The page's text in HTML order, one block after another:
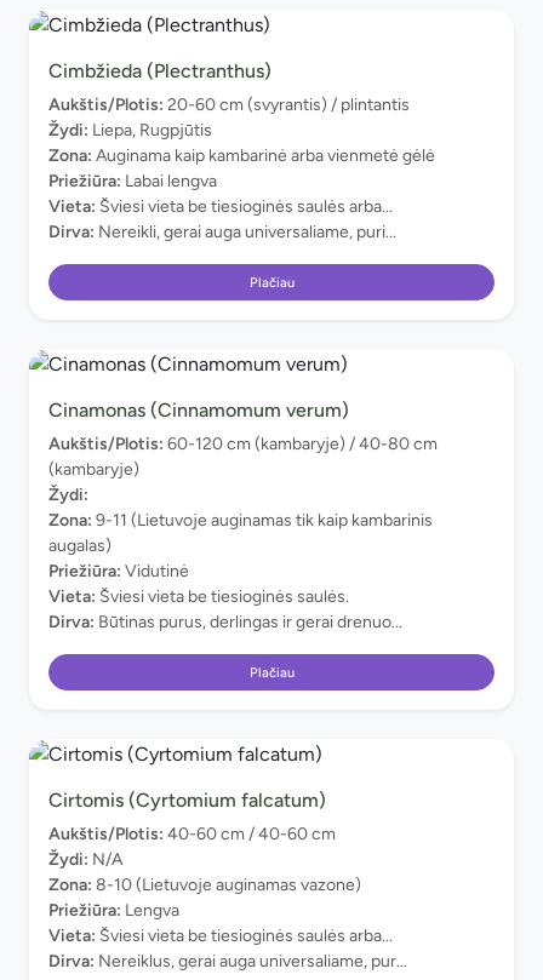
Cimbžieda (Plectranthus)
Aukštis/Plotis: 20-60 cm (svyrantis) / plintantis
Žydi: Liepa, Rugpjūtis
Zona: Auginama kaip kambarinė arba vienmetė gėlė
Priežiūra: Labai lengva
Vieta: Šviesi vieta be tiesioginės saulės arba...
Dirva: Nereikli, gerai auga universaliame, puri...
Plačiau
Cinamonas (Cinnamomum verum)
Aukštis/Plotis: 60-120 cm (kambaryje) / 40-80 cm
(kambaryje)
Žydi:
Zona: 9-11 (Lietuvoje auginamas tik kaip kambarinis
augalas)
Priežiūra: Vidutinė
Vieta: Šviesi vieta be tiesioginės saulės.
Dirva: Būtinas purus, derlingas ir gerai drenuo...
Plačiau
Cirtomis (Cyrtomium falcatum)
Aukštis/Plotis: 40-60 cm / 40-60 cm
Žydi: N/A
Zona: 8-10 (Lietuvoje auginamas vazone)
Priežiūra: Lengva
Vieta: Šviesi vieta be tiesioginės saulės arba...
Dirva: Nereiklus, gerai auga universaliame, pur...